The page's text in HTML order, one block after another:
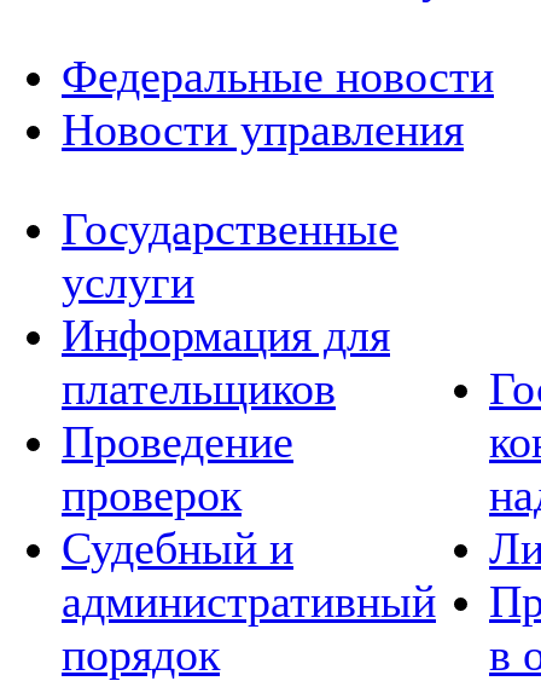
Федеральные новости
Новости управления
Государственные
услуги
Информация для
плательщиков
Проведение
проверок
Судебный и
административный
порядок
в